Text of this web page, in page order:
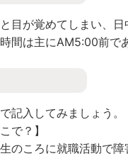
目が覚めてしまい、日
間は主にAM5:00前で
記入してみましょう。
で？】
生のころに就職活動で